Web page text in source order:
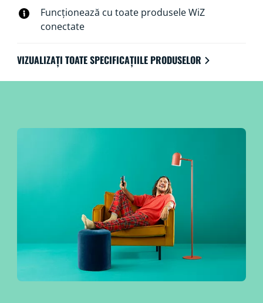
Funcționează cu toate produsele WiZ
conectate
VIZUALIZAȚI TOATE SPECIFICAȚIILE PRODUSELOR